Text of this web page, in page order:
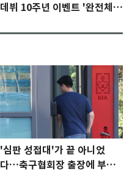
데뷔 10주년 이벤트 '완전체'
'심판 성접대'가 끝 아니었
다…축구협회장 출장에 부인